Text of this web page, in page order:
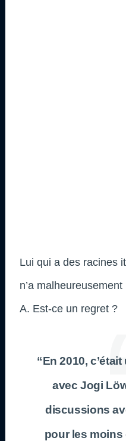
Lui qui a des racines
n’a
A. Est-ce un regret ?
“En 2010,
avec Jogi
discussions
pour les moins